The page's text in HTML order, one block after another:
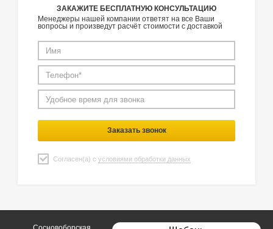
ЗАКАЖИТЕ БЕСПЛАТНУЮ КОНСУЛЬТАЦИЮ
Менеджеры нашей компании ответят на все Ваши
вопросы и произведут расчёт стоимости с доставкой
Заказать звонок
Согласен(а) с условиями обработки данных